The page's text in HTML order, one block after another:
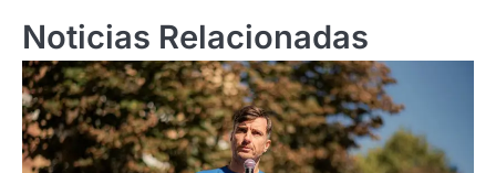
Noticias Relacionadas